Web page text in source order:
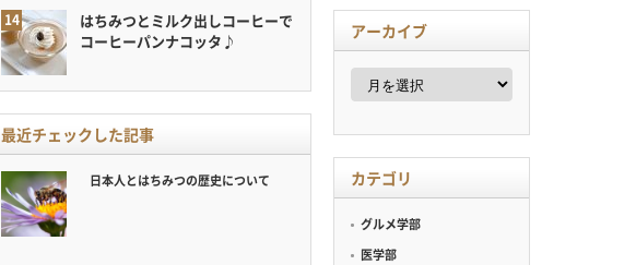
はちみつとミルク出しコーヒーで
コーヒーパンナコッタ♪
最近チェックした記事
日本人とはちみつの歴史について
アーカイブ
ア
イ
カテゴリ
グルメ学部
医学部